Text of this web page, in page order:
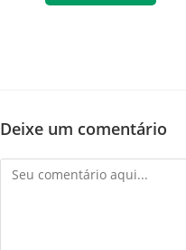
Deixe um comentário